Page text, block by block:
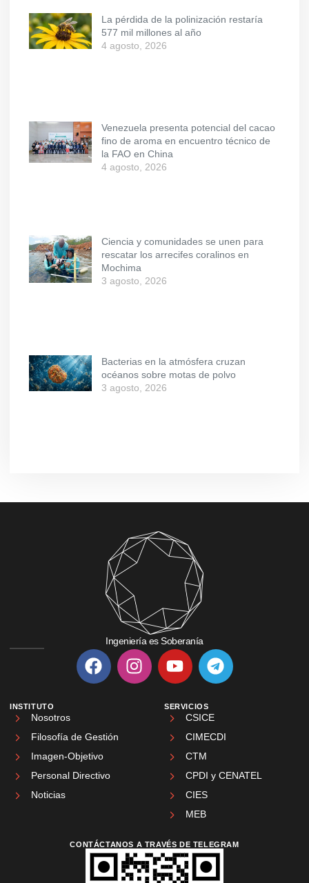
La pérdida de la polinización restaría
577 mil millones al año
4 agosto, 2026
Venezuela presenta potencial del cacao
fino de aroma en encuentro técnico de
la FAO en China
4 agosto, 2026
Ciencia y comunidades se unen para
rescatar los arrecifes coralinos en
Mochima
3 agosto, 2026
Bacterias en la atmósfera cruzan
océanos sobre motas de polvo
3 agosto, 2026
Ingeniería es Soberanía
INSTITUTO
Nosotros
Filosofía de Gestión
Imagen-Objetivo
Personal Directivo
Noticias
SERVICIOS
CSICE
CIMECDI
CTM
CPDI y CENATEL
CIES
MEB
CONTÁCTANOS A TRAVÉS DE TELEGRAM